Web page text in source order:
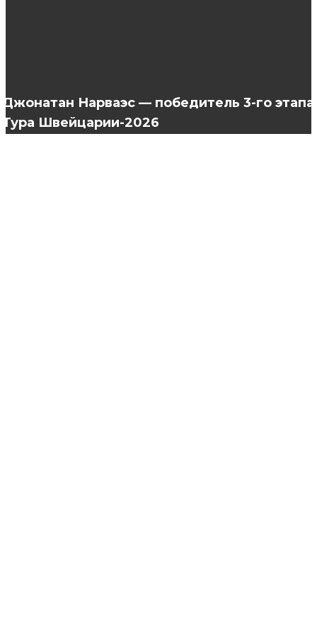
Джонатан Нарваэс — победитель 3-го этапа
Тура Швейцарии-2026